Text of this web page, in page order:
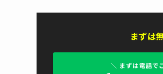
まずは
＼ まずは電話で